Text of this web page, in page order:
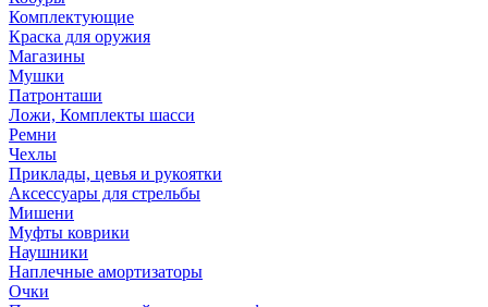
Комплектующие
Краска для оружия
Магазины
Мушки
Патронташи
Ложи, Комплекты шасси
Ремни
Чехлы
Приклады, цевья и рукоятки
Аксессуары для стрельбы
Мишени
Муфты коврики
Наушники
Наплечные амортизаторы
Очки